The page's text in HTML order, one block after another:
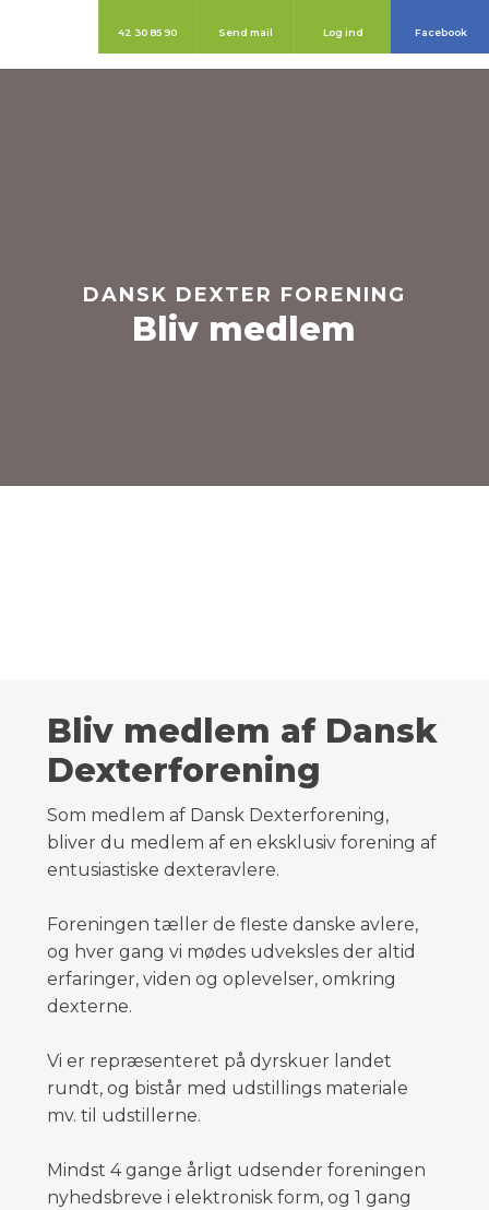
42 30 85 90 Send mail Log ind Facebook
DANSK DEXTER FORENING
Bliv medlem
Bliv medlem af Dansk
Dexterforening
​Som medlem af Dansk Dexterforening,
bliver du medlem af en eksklusiv forening af
entusiastiske dexteravlere.
Foreningen tæller de fleste danske avlere,
og hver gang vi mødes udveksles der altid
erfaringer, viden og oplevelser, omkring
dexterne.
Vi er repræsenteret på dyrskuer landet
rundt, og bistår med udstillings materiale
mv. til udstillerne.
Mindst 4 gange årligt udsender foreningen
nyhedsbreve i elektronisk form, og 1 gang